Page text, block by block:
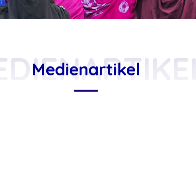
Medienartikel